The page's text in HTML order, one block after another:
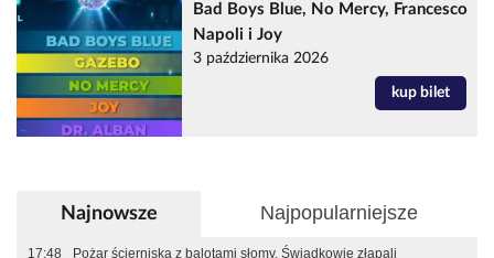
Bad Boys Blue, No Mercy, Francesco
Napoli i Joy
3 października 2026
kup bilet
Najnowsze Najpopularniejsze
17:48
Pożar ścierniska z balotami słomy. Świadkowie złapali